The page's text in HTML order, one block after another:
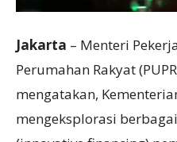
Jakarta – Menteri
Perumahan Rakyat
mengatakan,
mengeksplorasi